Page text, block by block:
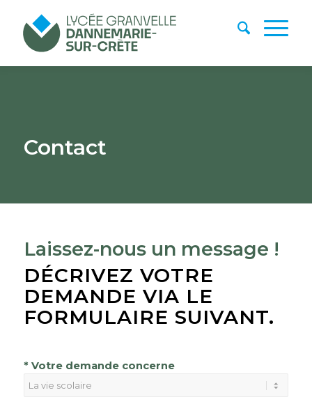
Contact
Laissez-nous un message !
DÉCRIVEZ VOTRE
DEMANDE VIA LE
FORMULAIRE SUIVANT.
* Votre demande concerne